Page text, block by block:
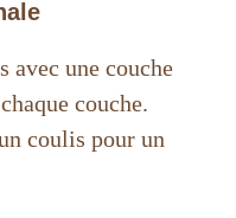
avec une couche
couche.
coulis pour un